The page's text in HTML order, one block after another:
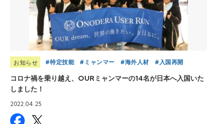
お知らせ 特定技能 ミャンマー 海外人材 入国再開
コロナ禍を乗り越え、OURミャンマーの14名が日本へ入国いた
しました！
2022.04.25